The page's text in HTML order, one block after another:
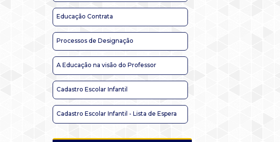
Educação Contrata
Processos de Designação
A Educação na visão do Professor
Cadastro Escolar Infantil
Cadastro Escolar Infantil - Lista de Espera